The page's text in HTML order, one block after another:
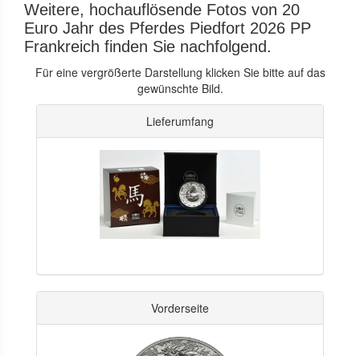
Weitere, hochauflösende Fotos von 20
Euro Jahr des Pferdes Piedfort 2026 PP
Frankreich finden Sie nachfolgend.
Für eine vergrößerte Darstellung klicken Sie bitte auf das
gewünschte Bild.
Lieferumfang
Vorderseite